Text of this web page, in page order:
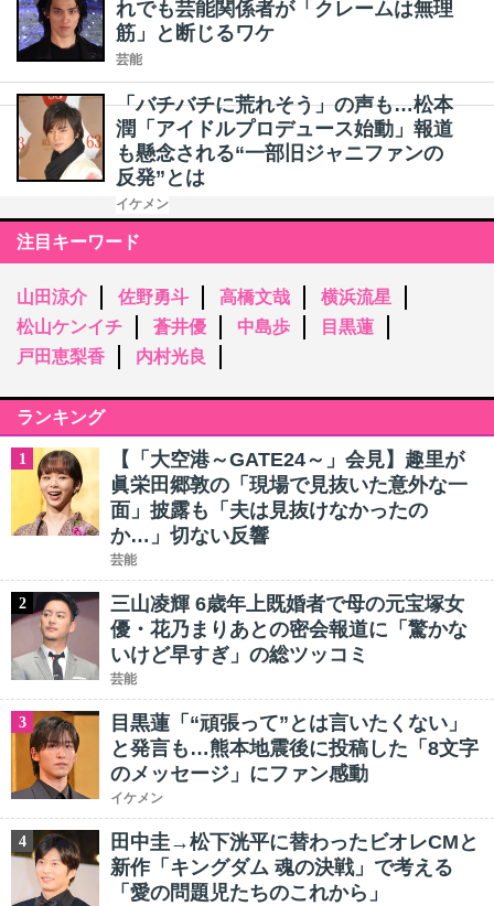
れでも芸能関係者が「クレームは無理
筋」と断じるワケ
芸能
「バチバチに荒れそう」の声も…松本
潤「アイドルプロデュース始動」報道
も懸念される“一部旧ジャニファンの
反発”とは
イケメン
注目キーワード
山田涼介 佐野勇斗 高橋文哉
横浜流星
松山ケンイチ
蒼井優 中島歩
目黒蓮
戸田恵梨香
内村光良
ランキング
1
【「大空港～GATE24～」会見】趣里が
眞栄田郷敦の「現場で見抜いた意外な一
面」披露も「夫は見抜けなかったの
か…」切ない反響
芸能
2
三山凌輝 6歳年上既婚者で母の元宝塚女
優・花乃まりあとの密会報道に「驚かな
いけど早すぎ」の総ツッコミ
芸能
3
目黒蓮「“頑張って”とは言いたくない」
と発言も…熊本地震後に投稿した「8文字
のメッセージ」にファン感動
イケメン
4
田中圭→松下洸平に替わったビオレCMと
新作「キングダム 魂の決戦」で考える
「愛の問題児たちのこれから」